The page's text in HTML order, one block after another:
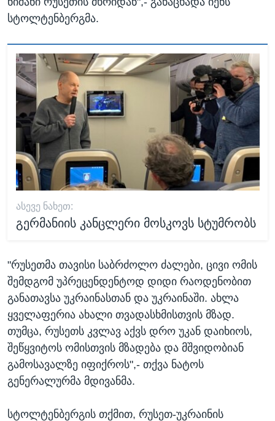
სტოლტენბერგმა.
ᲐᲡᲔᲕᲔ ᲜᲐᲮᲔᲗ:
გერმანიის კანცლერი მოსკოვს სტუმრობს
"რუსეთმა თავისი საბრძოლო ძალები, ცივი ომის
შემდგომ უპრეცენდენტოდ დიდი რაოდენობით
განათავსა უკრაინასთან და უკრაინაში. ახლა
ყველაფერია ახალი თვადასხმისთვის მზად.
თუმცა, რუსეთს კვლავ აქვს დრო უკან დაიხიოს,
შეწყვიტოს ომისთვის მზადება და მშვიდობიან
გამოსავალზე იფიქროს",- თქვა ნატოს
გენერალურმა მდივანმა.
სტოლტენბერგის თქმით, რუსეთ-უკრაინის